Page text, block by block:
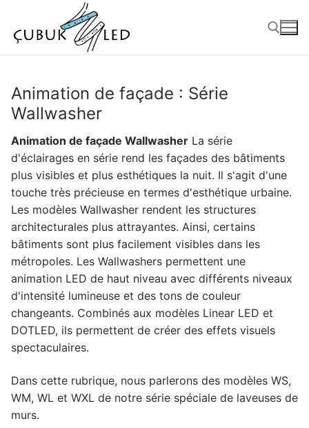
ANASAYFA
PRODUITS
Produits prêts à l'emploi
LEDLine (LED linéaire)
DOTLED
Produits semi-finis
Animation de façade : Série
Wallwasher
Animation de façade Wallwasher La série
d'éclairages en série rend les façades des bâtiments
plus visibles et plus esthétiques la nuit. Il s'agit d'une
touche très précieuse en termes d'esthétique urbaine.
Les modèles Wallwasher rendent les structures
architecturales plus attrayantes. Ainsi, certains
bâtiments sont plus facilement visibles dans les
métropoles. Les Wallwashers permettent une
animation LED de haut niveau avec différents niveaux
d'intensité lumineuse et des tons de couleur
changeants. Combinés aux modèles Linear LED et
DOTLED, ils permettent de créer des effets visuels
spectaculaires.
Dans cette rubrique, nous parlerons des modèles WS,
WM, WL et WXL de notre série spéciale de laveuses de
murs.